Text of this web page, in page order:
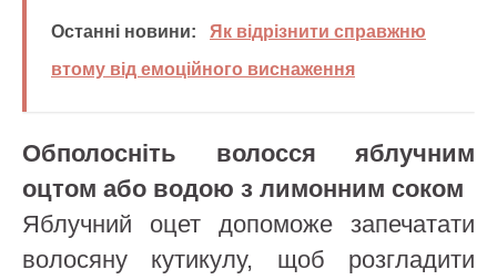
Останні новини:
Як відрізнити справжню
втому від емоційного виснаження
Обполосніть волосся яблучним
оцтом або водою з лимонним соком
Яблучний оцет допоможе запечатати
волосяну кутикулу, щоб розгладити